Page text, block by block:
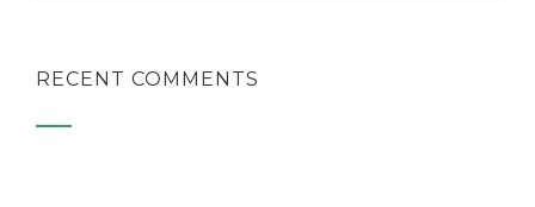
RECENT COMMENTS